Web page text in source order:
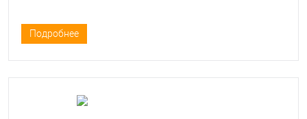
Подробнее